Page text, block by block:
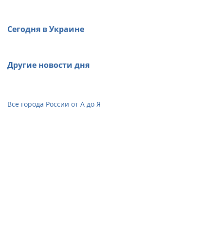
Сегодня в Украине
Другие новости дня
Все города России от А до Я